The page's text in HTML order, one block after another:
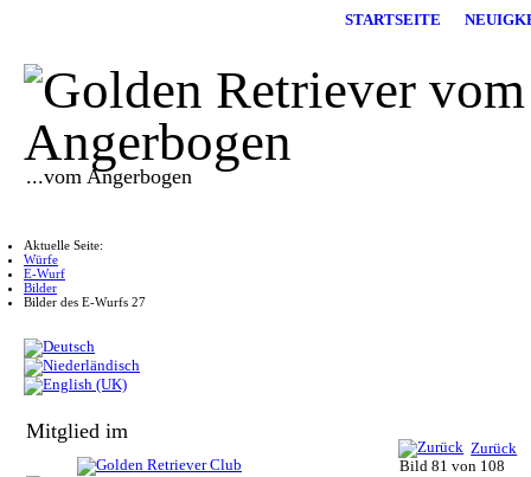
...vom Angerbogen
STARTSEITE
Aktuelle Seite:
Würfe
E-Wurf
Bilder
Bilder des E-Wurfs 27
Mitglied im
Zurück
Bild 81 von 108